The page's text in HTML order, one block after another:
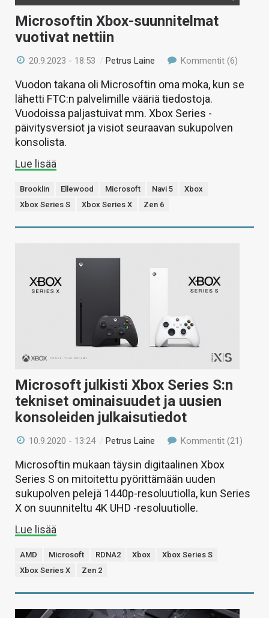
Microsoftin Xbox-suunnitelmat
vuotivat nettiin
20.9.2023 - 18:53 /Petrus Laine Kommentit (6)
Vuodon takana oli Microsoftin oma moka, kun se
lähetti FTC:n palvelimille vääriä tiedostoja.
Vuodoissa paljastuivat mm. Xbox Series -
päivitysversiot ja visiot seuraavan sukupolven
konsolista.
Lue lisää
Brooklin Ellewood Microsoft Navi 5
Xbox
Xbox Series S
Xbox Series X Zen 6
Microsoft julkisti Xbox Series S:n
tekniset ominaisuudet ja uusien
konsoleiden julkaisutiedot
10.9.2020 - 13:24 /Petrus Laine Kommentit (21)
Microsoftin mukaan täysin digitaalinen Xbox
Series S on mitoitettu pyörittämään uuden
sukupolven pelejä 1440p-resoluutiolla, kun Series
X on suunniteltu 4K UHD -resoluutiolle.
Lue lisää
AMD Microsoft RDNA2 Xbox
Xbox Series S
Xbox Series X
Zen 2